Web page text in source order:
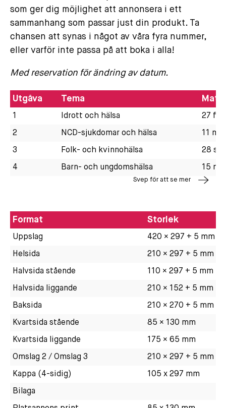
som ger dig möjlighet att annonsera i ett
sammanhang som passar just din produkt. Ta
chansen att synas i något av våra fyra nummer,
eller varför inte passa på att boka i alla!
Med reservation för ändring av datum.
Utgåva Tema
1 Idrott och hälsa 27
2 NCD-sjukdomar och hälsa 11 maj
3 Folk- och kvinnohälsa 28
4 Barn- och ungdomshälsa 15
Svep för att se mer
Format Storlek
Uppslag 420 × 297 + 5 mm
Helsida 210 × 297 + 5 mm
Halvsida stående 110 × 297 + 5 mm
Halvsida liggande 210 × 152 + 5 mm
Baksida 210 × 270 + 5 mm
Kvartsida stående 85 × 130 mm
Kvartsida liggande 175 × 65 mm
Omslag 2 / Omslag 3 210 × 297 + 5 mm
Kappa (4-sidig) 105 x 297 mm
Bilaga